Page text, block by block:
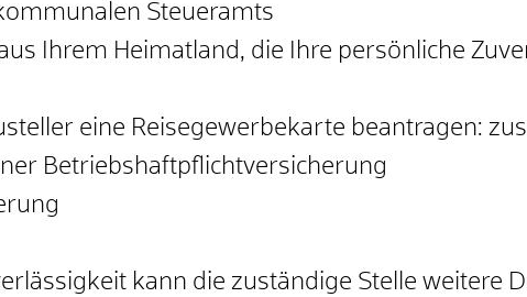
Steueramts
Ihrem Heimatland, die Ihre persönliche
eine Reisegewerbekarte beantragen:
Betriebshaftpflichtversicherung
kann die zuständige Stelle weitere